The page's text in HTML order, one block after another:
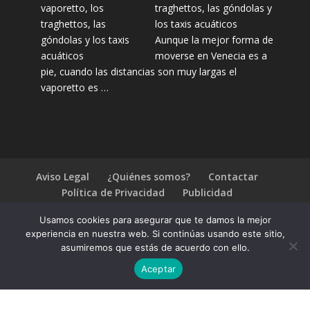
traghettos, las góndolas y
los taxis acuáticos
Aunque la mejor forma de
moverse en Venecia es a
pie, cuando las distancias son muy largas el
vaporetto es …
Aviso Legal ¿Quiénes somos?
Contactar
Política de Privacidad
Publicidad
2026 Escapadas fin de semana. Ofertas en viajes baratos
Usamos cookies para asegurar que te damos la mejor
experiencia en nuestra web. Si continúas usando este sitio,
asumiremos que estás de acuerdo con ello.
Aceptar